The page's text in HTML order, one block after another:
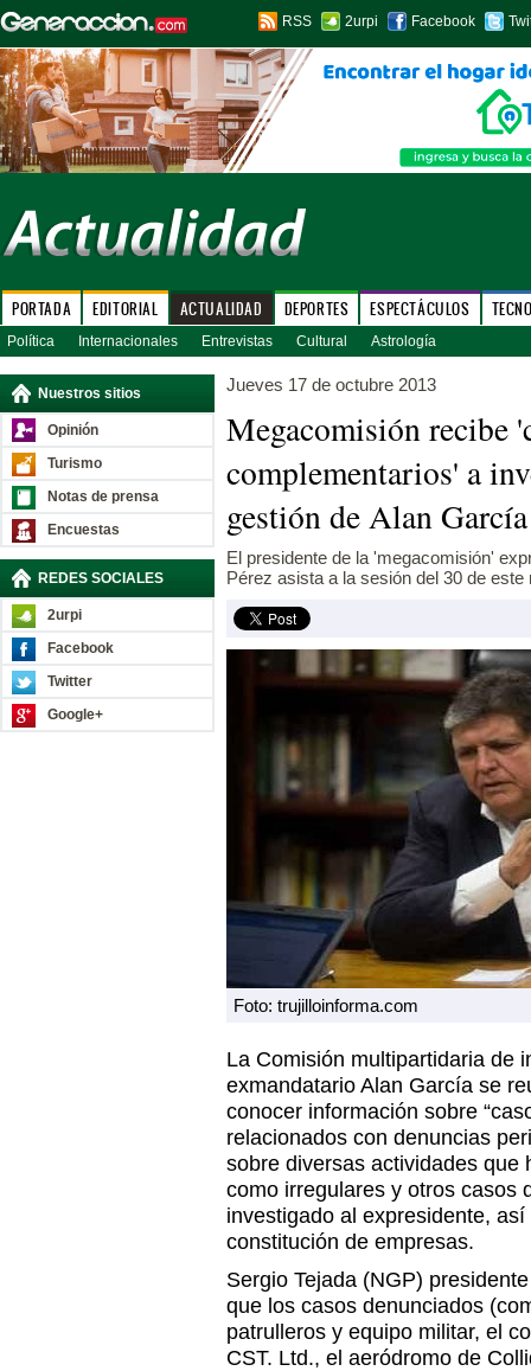
RSS 2urpi Facebook
PORTADA EDITORIAL ACTUALIDAD DEPORTES ESPECTÁCULOS
Política Internacionales Entrevistas Cultural Astrología
Nuestros sitios
Opinión
Turismo
Notas de prensa
Encuestas
REDES SOCIALES
2urpi
Facebook
Twitter
Google+
Jueves 17 de octubre 2013
Megacomisión recibe
complementarios' a
gestión de Alan García
El presidente de la 'megacomisión'
Pérez asista a la sesión del 30 de este
Foto: trujilloinforma.com
La Comisión multipartidaria de
exmandatario Alan García se
conocer información sobre
relacionados con denuncias
sobre diversas actividades que
como irregulares y otros casos
investigado al expresidente,
constitución de empresas.
Sergio Tejada (NGP)
que los casos denunciados
patrulleros y equipo militar, el
CST. Ltd., el aeródromo de